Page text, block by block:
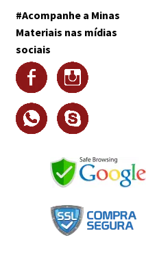
#Acompanhe a Minas
Materiais nas mídias
sociais